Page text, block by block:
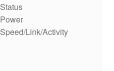
Status
Power
Speed/Link/Activity